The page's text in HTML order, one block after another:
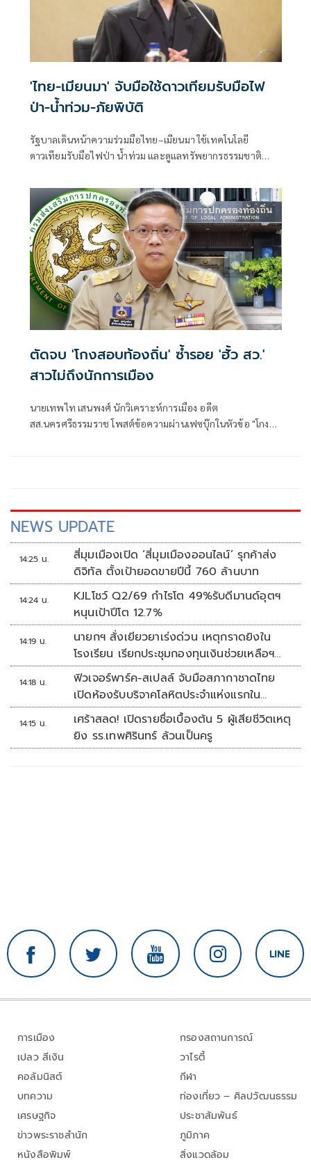
'ไทย-เมียนมา' จับมือใช้ดาวเทียมรับมือไฟ
ป่า-น้ำท่วม-ภัยพิบัติ
รัฐบาลเดินหน้าความร่วมมือไทย–เมียนมา ใช้เทคโนโลยี
ดาวเทียมรับมือไฟป่า น้ำท่วม และดูแลทรัพยากรธรรมชาติ
ตัดจบ 'โกงสอบท้องถิ่น' ซ้ำรอย 'ฮั้ว สว.'
สาวไม่ถึงนักการเมือง
นายเทพไท เสนพงศ์ นักวิเคราะห์การเมือง อดีต
สส.นครศรีธรรมราช โพสต์ข้อความผ่านเฟซบุ๊กในหัวข้อ "โกง
NEWS UPDATE
14:25 น.
สี่มุมเมืองเปิด ‘สี่มุมเมืองออนไลน์’ รุกค้าส่ง
ดิจิทัล ตั้งเป้ายอดขายปีนี้ 760 ล้านบาท
14:24 น.
KJLโชว์ Q2/69 กำไรโต 49%รับดีมานด์อุตฯ
หนุนเป้าปีโต 12.7%
14:19 น.
นายกฯ สั่งเยียวยาเร่งด่วน เหตุกราดยิงใน
โรงเรียน เรียกประชุมกองทุนเงินช่วยเหลือฯ
ทันที
14:18 น.
ฟิวเจอร์พาร์ค-สเปลล์ จับมือสภากาชาดไทย
เปิดห้องรับบริจาคโลหิตประจำแห่งแรกใน
ศูนย์การค้าปทุมธานี
14:15 น.
เศร้าสลด! เปิดรายชื่อเบื้องต้น 5 ผู้เสียชีวิตเหตุ
ยิง รร.เทพศิรินทร์ ล้วนเป็นครู
การเมือง
เปลว สีเงิน
คอลัมนิสต์
บทความ
เศรษฐกิจ
ข่าวพระราชสำนัก
หนังสือพิมพ์
กรองสถานการณ์
วาไรตี้
กีฬา
ท่องเที่ยว – ศิลปวัฒนธรรม
ประชาสัมพันธ์
ภูมิภาค
สิ่งแวดล้อม